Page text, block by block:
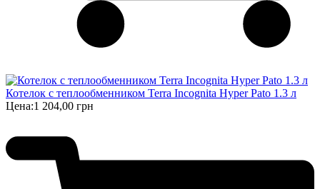
Котелок с теплообменником Terra Incognita Hyper Pato 1.3 л
Цена:1 204,00 грн